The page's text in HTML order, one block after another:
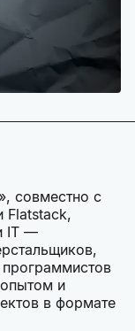
совместно с
Flatstack,
IT —
и
в формате